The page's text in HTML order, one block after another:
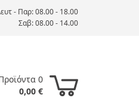
- Παρ: 08.00 - 18.00
Σαβ: 08.00 - 14.00
0
0,00 €